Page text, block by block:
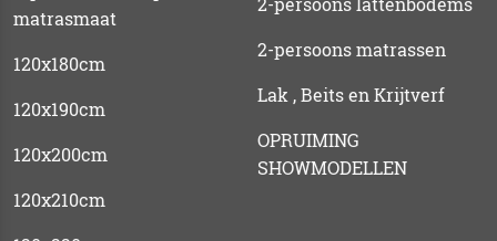
matrasmaat
120x180cm
120x190cm
120x200cm
120x210cm
2-persoons matrassen
Lak , Beits en Krijtverf
OPRUIMING
SHOWMODELLEN